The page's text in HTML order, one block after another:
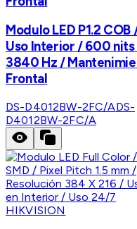
Modulo LED P1.2 COB
Uso Interior / 600
3840 Hz /
Frontal
DS-D4012BW-2FC/ADS-
D4012BW-2FC/A
HIKVISION